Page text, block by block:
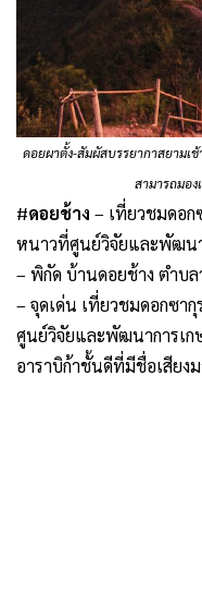
ดอยผาตั้ง-สัมผัสบรรยากาสยาม
สามารถมอง
#ดอยช้าง – เที่ยวชมดอ
หนาวที่ศูนย์วิจัยและพัฒนา
– พิกัด บ้านดอยช้าง ตำบล
– จุดเด่น เที่ยวชมดอกซา
ศูนย์วิจัยและพัฒนาการเก
อาราบิก้าชั้นดีที่มีชื่อเสียง